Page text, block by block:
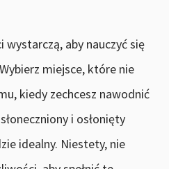
wystarczą, aby nauczyć się
miejsce, które nie
kiedy zechcesz nawodnić
i osłonięty
idealny. Niestety, nie